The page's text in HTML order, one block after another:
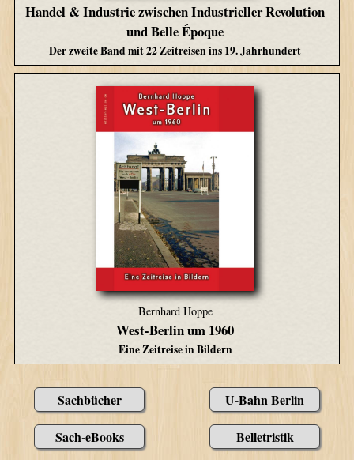
Handel & Industrie zwischen Industrieller Revolution
und Belle Époque
Der zweite Band mit 22 Zeitreisen ins 19. Jahrhundert
Bernhard Hoppe
West-Berlin um 1960
Eine Zeitreise in Bildern
Sachbücher U-Bahn Berlin
Sach-eBooks Belletristik